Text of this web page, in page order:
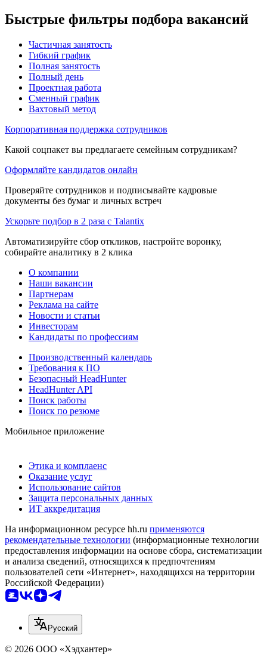
Быстрые фильтры подбора вакансий
Частичная занятость
Гибкий график
Полная занятость
Полный день
Проектная работа
Сменный график
Вахтовый метод
Корпоративная поддержка сотрудников
Какой соцпакет вы предлагаете семейным сотрудникам?
Оформляйте кандидатов онлайн
Проверяйте сотрудников и подписывайте кадровые
документы без бумаг и личных встреч
Ускорьте подбор в 2 раза с Talantix
Автоматизируйте сбор откликов, настройте воронку,
собирайте аналитику в 2 клика
О компании
Наши вакансии
Партнерам
Реклама на сайте
Новости и статьи
Инвесторам
Кандидаты по профессиям
Производственный календарь
Требования к ПО
Безопасный HeadHunter
HeadHunter API
Поиск работы
Поиск по резюме
Мобильное приложение
Этика и комплаенс
Оказание услуг
Использование сайтов
Защита персональных данных
ИТ аккредитация
На информационном ресурсе hh.ru применяются
рекомендательные технологии (информационные технологии
предоставления информации на основе сбора, систематизации
и анализа сведений, относящихся к предпочтениям
пользователей сети «Интернет», находящихся на территории
Российской Федерации)
Русский
© 2026 ООО «Хэдхантер»